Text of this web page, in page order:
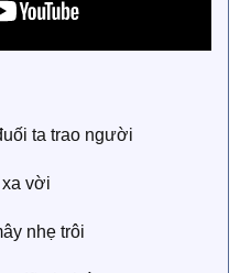
ta trao người
vời
nhẹ trôi